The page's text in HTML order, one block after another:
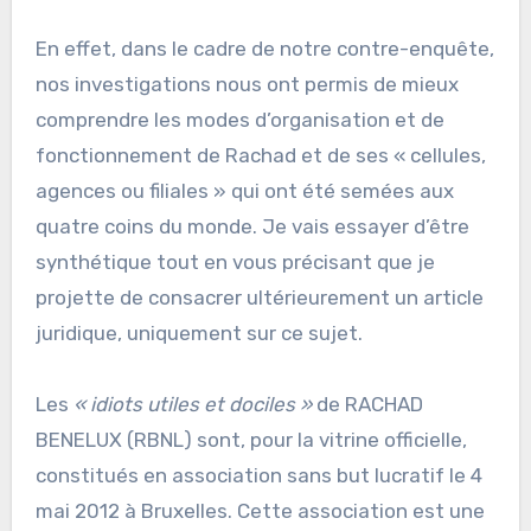
En effet, dans le cadre de notre contre-enquête,
nos investigations nous ont permis de mieux
comprendre les modes d’organisation et de
fonctionnement de Rachad et de ses « cellules,
agences ou filiales » qui ont été semées aux
quatre coins du monde. Je vais essayer d’être
synthétique tout en vous précisant que je
projette de consacrer ultérieurement un article
juridique, uniquement sur ce sujet.
Les « idiots utiles et dociles »de RACHAD
BENELUX (RBNL) sont, pour la vitrine officielle,
constitués en association sans but lucratif le 4
mai 2012 à Bruxelles. Cette association est une